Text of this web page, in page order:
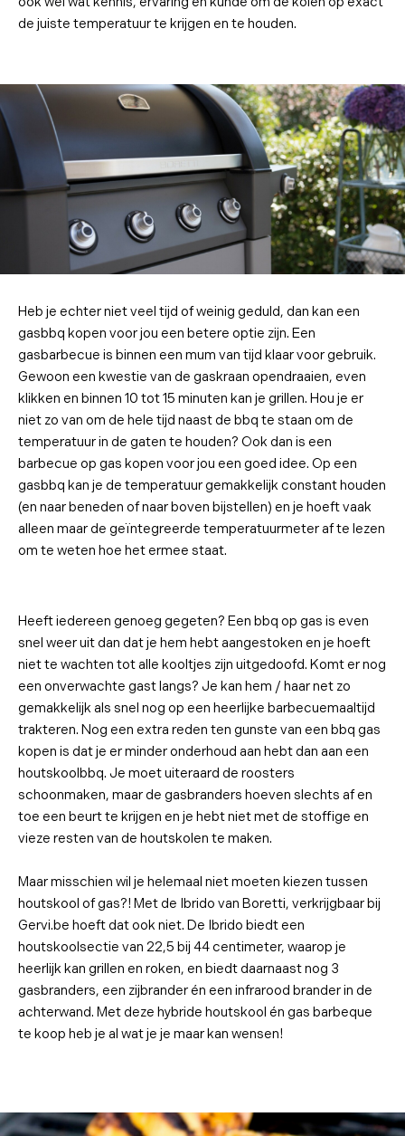
de juiste temperatuur te krijgen en te houden.
Heb je echter niet veel tijd of weinig geduld, dan kan een
gasbbq kopen voor jou een betere optie zijn. Een
gasbarbecue is binnen een mum van tijd klaar voor gebruik.
Gewoon een kwestie van de gaskraan opendraaien, even
klikken en binnen 10 tot 15 minuten kan je grillen. Hou je er
niet zo van om de hele tijd naast de bbq te staan om de
temperatuur in de gaten te houden? Ook dan is een
barbecue op gas kopen voor jou een goed idee. Op een
gasbbq kan je de temperatuur gemakkelijk constant houden
(en naar beneden of naar boven bijstellen) en je hoeft vaak
alleen maar de geïntegreerde temperatuurmeter af te lezen
om te weten hoe het ermee staat.
Heeft iedereen genoeg gegeten? Een bbq op gas is even
snel weer uit dan dat je hem hebt aangestoken en je hoeft
niet te wachten tot alle kooltjes zijn uitgedoofd. Komt er nog
een onverwachte gast langs? Je kan hem / haar net zo
gemakkelijk als snel nog op een heerlijke barbecuemaaltijd
trakteren. Nog een extra reden ten gunste van een bbq gas
kopen is dat je er minder onderhoud aan hebt dan aan een
houtskoolbbq. Je moet uiteraard de roosters
schoonmaken, maar de gasbranders hoeven slechts af en
toe een beurt te krijgen en je hebt niet met de stoffige en
vieze resten van de houtskolen te maken.
Maar misschien wil je helemaal niet moeten kiezen tussen
houtskool of gas?! Met de Ibrido van Boretti, verkrijgbaar bij
Gervi.be hoeft dat ook niet. De Ibrido biedt een
houtskoolsectie van 22,5 bij 44 centimeter, waarop je
heerlijk kan grillen en roken, en biedt daarnaast nog 3
gasbranders, een zijbrander én een infrarood brander in de
achterwand. Met deze hybride houtskool én gas barbeque
te koop heb je al wat je je maar kan wensen!